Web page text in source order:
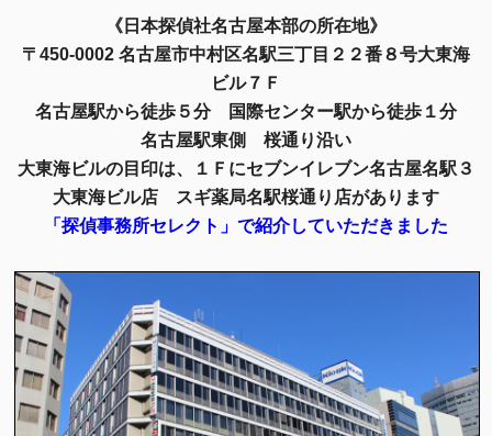
《日本探偵社名古屋本部の所在地》
〒450-0002 名古屋市中村区名駅三丁目２２番８号大東海
ビル７Ｆ
名古屋駅から徒歩５分 国際センター駅から徒歩１分
名古屋駅東側 桜通り沿い
大東海ビルの目印は、１Ｆにセブンイレブン名古屋名駅３
大東海ビル店 スギ薬局名駅桜通り店があります
「探偵事務所セレクト」で紹介していただきました